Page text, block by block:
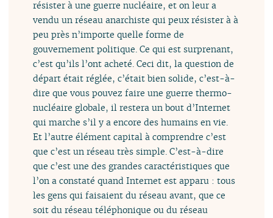
résister à une guerre nucléaire, et on leur a
vendu un réseau anarchiste qui peux résister à à
peu près n’importe quelle forme de
gouvernement politique. Ce qui est surprenant,
c’est qu’ils l’ont acheté. Ceci dit, la question de
départ était réglée, c’était bien solide, c’est-à-
dire que vous pouvez faire une guerre thermo-
nucléaire globale, il restera un bout d’Internet
qui marche s’il y a encore des humains en vie.
Et l’autre élément capital à comprendre c’est
que c’est un réseau très simple. C’est-à-dire
que c’est une des grandes caractéristiques que
l’on a constaté quand Internet est apparu : tous
les gens qui faisaient du réseau avant, que ce
soit du réseau téléphonique ou du réseau